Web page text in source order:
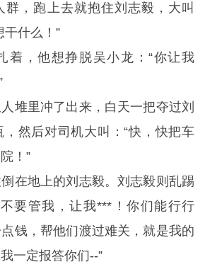
群，跑上去就抱住刘志毅，大叫
干什么！”
着，他想挣脱吴小龙：“你让我
堆里冲了出来，白天一把夺过刘
然后对司机大叫：“快，快把车
！”
在地上的刘志毅。刘志毅则乱踢
要管我，让我***！你们能行行
钱，帮他们渡过难关，就是我的
一定报答你们--”